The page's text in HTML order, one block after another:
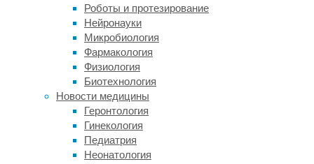
Роботы и протезирование
Нейронауки
Микробиология
Фармакология
Физиология
Биотехнология
Новости медицины
Геронтология
Гинекология
Педиатрия
Неонатология
RIKEN
предполагают,
что
это
может
быть
признаком
успешности
операции.
то